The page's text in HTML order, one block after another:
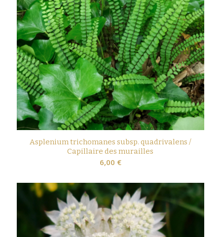
Asplenium trichomanes subsp. quadrivalens /
Capillaire des murailles
6,00 €